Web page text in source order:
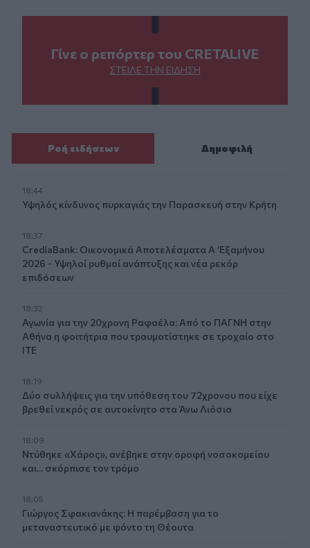
Γίνε ο ρεπόρτερ του CRETALIVE
ΣΤΕΊΛΕ ΤΗΝ ΕΊΔΗΣΗ
Ροή ειδήσεων Δημοφιλή
18:44
Υψηλός κίνδυνος πυρκαγιάς την Παρασκευή στην Κρήτη
18:37
CrediaBank: Οικονομικά Αποτελέσματα A ’Εξαμήνου
2026 - Υψηλοί ρυθμοί ανάπτυξης και νέα ρεκόρ
επιδόσεων
18:32
Αγωνία για την 20χρονη Ραφαέλα: Από το ΠΑΓΝΗ στην
Αθήνα η φοιτήτρια που τραυματίστηκε σε τροχαίο στο
ΙΤΕ
18:19
Δύο συλλήψεις για την υπόθεση του 72χρονου που είχε
βρεθεί νεκρός σε αυτοκίνητο στα Άνω Λιόσια
18:09
Ντύθηκε «Χάρος», ανέβηκε στην οροφή νοσοκομείου
και... σκόρπισε τον τρόμο
18:05
Γιώργος Σφακιανάκης: Η παρέμβαση για το
μεταναστευτικό με φόντο τη Θέουτα